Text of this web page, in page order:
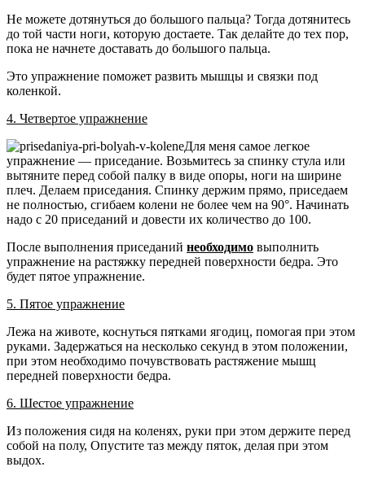
Не можете дотянуться до большого пальца? Тогда дотянитесь
до той части ноги, которую достаете. Так делайте до тех пор,
пока не начнете доставать до большого пальца.
Это упражнение поможет развить мышцы и связки под
коленкой.
4. Четвертое упражнение
Для меня самое легкое
упражнение — приседание. Возьмитесь за спинку стула или
вытяните перед собой палку в виде опоры, ноги на ширине
плеч. Делаем приседания. Спинку держим прямо, приседаем
не полностью, сгибаем колени не более чем на 90°. Начинать
надо с 20 приседаний и довести их количество до 100.
После выполнения приседаний необходимо выполнить
упражнение на растяжку передней поверхности бедра. Это
будет пятое упражнение.
5. Пятое упражнение
Лежа на животе, коснуться пятками ягодиц, помогая при этом
руками. Задержаться на несколько секунд в этом положении,
при этом необходимо почувствовать растяжение мышц
передней поверхности бедра.
6. Шестое упражнение
Из положения сидя на коленях, руки при этом держите перед
собой на полу, Опустите таз между пяток, делая при этом
выдох.